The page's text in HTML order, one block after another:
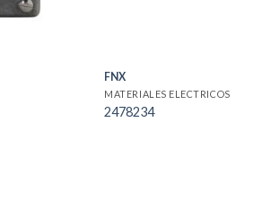
FNX
MATERIALES ELECTRICOS
2478234